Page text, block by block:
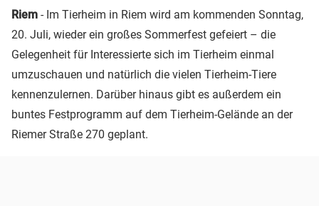
Riem - Im Tierheim in Riem wird am kommenden Sonntag,
20. Juli, wieder ein großes Sommerfest gefeiert – die
Gelegenheit für Interessierte sich im Tierheim einmal
umzuschauen und natürlich die vielen Tierheim-Tiere
kennenzulernen. Darüber hinaus gibt es außerdem ein
buntes Festprogramm auf dem Tierheim-Gelände an der
Riemer Straße 270 geplant.